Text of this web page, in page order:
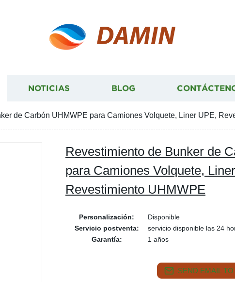
DAMIN
NOTICIAS BLOG
de Carbón UHMWPE para Camiones Volquete, Liner UPE,
Revestimiento de Bunker de
para Camiones Volquete,
Revestimiento UHMWPE
Personalización:
Disponible
Servicio postventa:
servicio disponible las 24
Garantía:
1 años
SEND EMAIL